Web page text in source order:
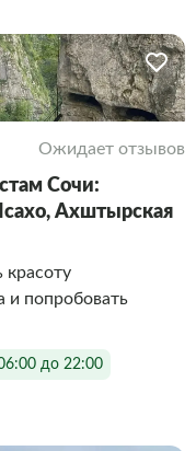
Ожидает отзывов
Сочи:
Ахштырская
и попробовать
до 22:00